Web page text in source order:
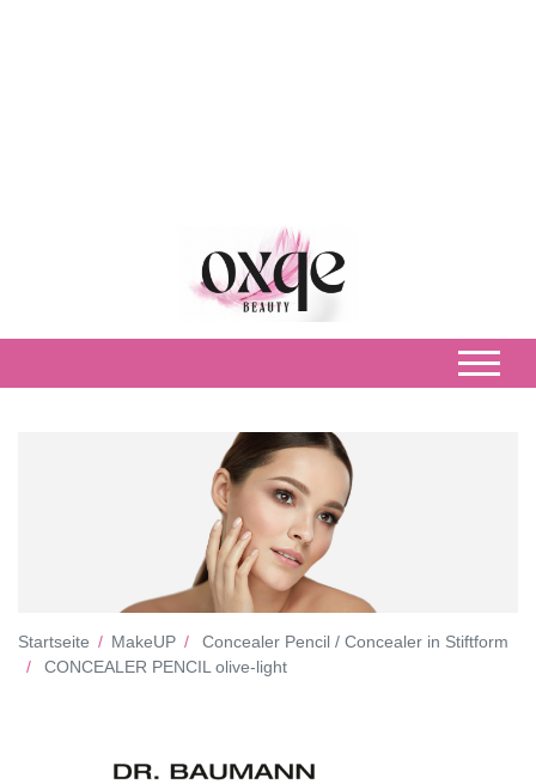
Startseite MakeUP
Concealer Pencil / Concealer in Stiftform
CONCEALER PENCIL olive-light